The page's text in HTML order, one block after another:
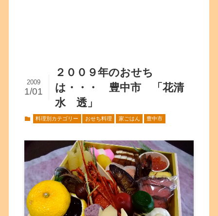
２００９年のおせち
は・・・ 豊中市 「花清
水 透」
2009
1/01
料理別カテゴリー おせち料理 家ごはん 豊中市